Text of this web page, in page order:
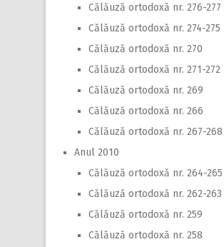
Călăuză ortodoxă nr. 276-277
Călăuză ortodoxă nr. 274-275
Călăuză ortodoxă nr. 270
Călăuză ortodoxă nr. 271-272
Călăuză ortodoxă nr. 269
Călăuză ortodoxă nr. 266
Călăuză ortodoxă nr. 267-268
Anul 2010
Călăuză ortodoxă nr. 264-265
Călăuză ortodoxă nr. 262-263
Călăuză ortodoxă nr. 259
Călăuză ortodoxă nr. 258